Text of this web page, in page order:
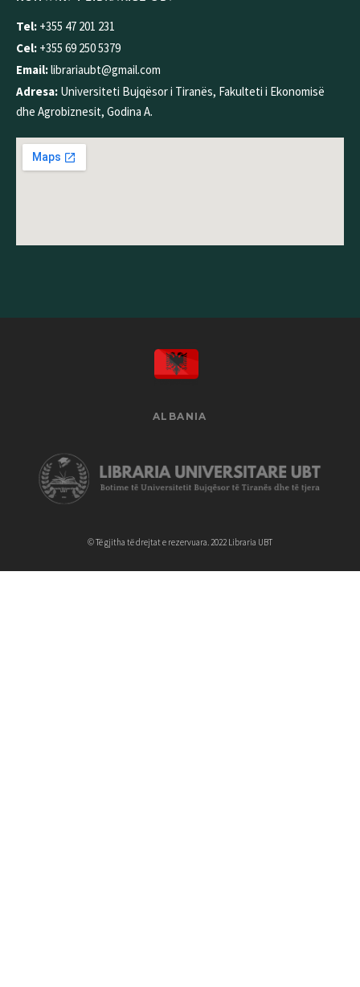
Tel: +355 47 201 231
Cel: +355 69 250 5379
Email:librariaubt@gmail.com
Adresa: Universiteti Bujqësor i Tiranës, Fakulteti i Ekonomisë
dhe Agrobiznesit, Godina A.
© Të gjitha të drejtat e rezervuara. 2022 Libraria UBT
ALBANIA